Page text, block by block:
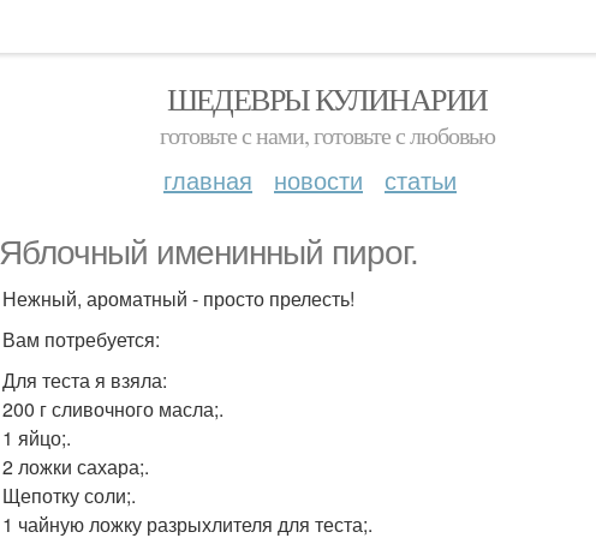
ШЕДЕВРЫ КУЛИНАРИИ
готовьте с нами, готовьте с любовью
главная новости статьи
Яблочный именинный пирог.
Нежный, ароматный - просто прелесть!
Вам потребуется:
Для теста я взяла:
200 г сливочного масла;.
1 яйцо;.
2 ложки сахара;.
Щепотку соли;.
1 чайную ложку разрыхлителя для теста;.